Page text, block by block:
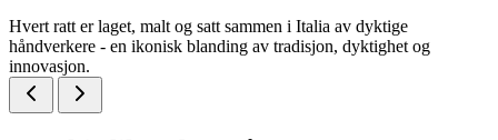
Hvert ratt er laget, malt og satt sammen i Italia av dyktige
håndverkere - en ikonisk blanding av tradisjon, dyktighet og
innovasjon.